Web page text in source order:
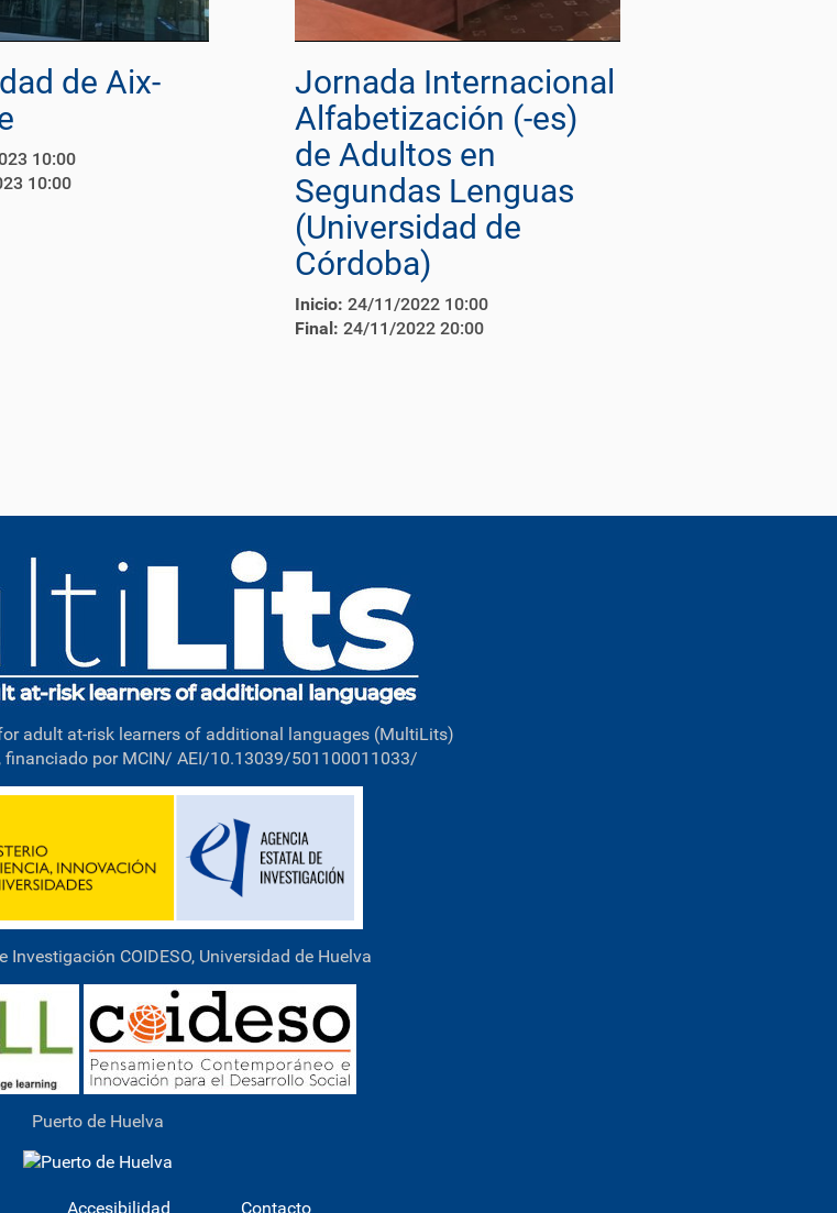
de Aix-
10:00
10:00
Jornada Internacional
Alfabetización (-es)
de Adultos en
Segundas Lenguas
(Universidad de
Córdoba)
Inicio: 24/11/2022 10:00
Final: 24/11/2022 20:00
adult at-risk learners of additional languages (MultiLits)
financiado por MCIN/ AEI/10.13039/501100011033/
Investigación COIDESO, Universidad de Huelva
Puerto de Huelva
Accesibilidad Contacto